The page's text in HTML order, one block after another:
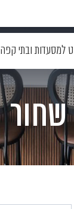
למסעדות ובתי קפה
שחור